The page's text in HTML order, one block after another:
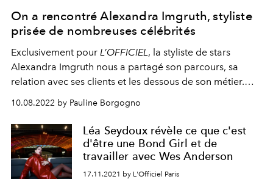
On a rencontré Alexandra Imgruth, styliste
prisée de nombreuses célébrités
Exclusivement pour L’OFFICIEL, la styliste de stars
Alexandra Imgruth nous a partagé son parcours, sa
relation avec ses clients et les dessous de son métier.
Entre glamour et paillettes : rencontre avec une
passionnée accro à son travail.
10.08.2022 by Pauline Borgogno
Léa Seydoux révèle ce que c'est
d'être une Bond Girl et de
travailler avec Wes Anderson
17.11.2021 by L'Officiel Paris